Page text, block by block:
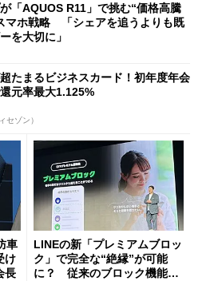
「AQUOS R11」で挑む“価格高騰
マホ戦略 「シェアを追うよりも既
を大切に」
たまるビジネスカード！初年度年会
元率最大1.125%
セゾン）
車
け
長
LINEの新「プレミアムブロッ
ク」で完全な“絶縁”が可能
に？ 従来のブロック機能と